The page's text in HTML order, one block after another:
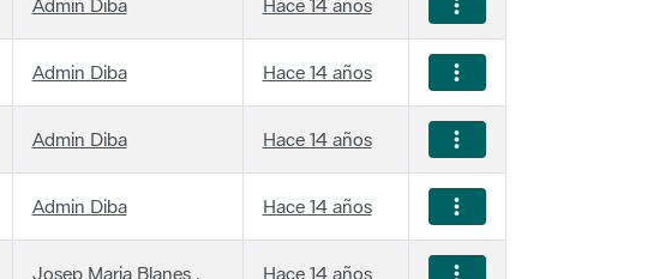
Admin Diba Hace 14 años
Admin Diba Hace 14 años
Admin Diba Hace 14 años
Josep Maria Blanes . Hace 14 años